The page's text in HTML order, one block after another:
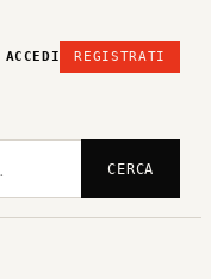
ACCEDI REGISTRATI
CERCA